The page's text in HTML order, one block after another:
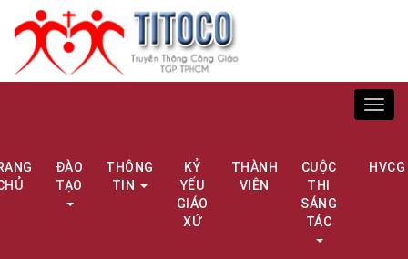
ĐÀO
TẠO
THÔNG
TIN
KỶ
YẾU
GIÁO
XỨ
THÀNH
VIÊN
CUỘC
THI
SÁNG
TÁC
HVCG